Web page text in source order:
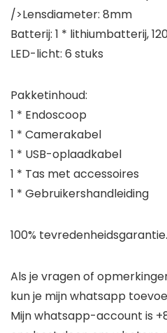
/>Lensdiameter: 8mm
Batterij: 1 * lithiumbatterij,
LED-licht: 6 stuks
Pakketinhoud:
1 * Endoscoop
1 * Camerakabel
1 * USB-oplaadkabel
1 * Tas met accessoires
1 * Gebruikershandleiding
100%
Als je vragen of
kun je mijn whatsapp
Mijn whatsapp-account is